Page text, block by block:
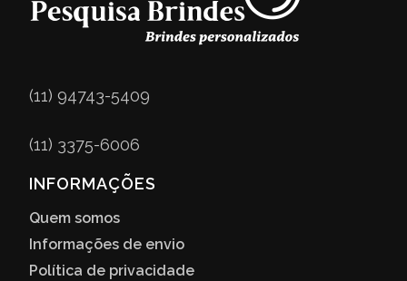
(11) 94743-5409
(11) 3375-6006
INFORMAÇÕES
Quem somos
Informações de envio
Política de privacidade